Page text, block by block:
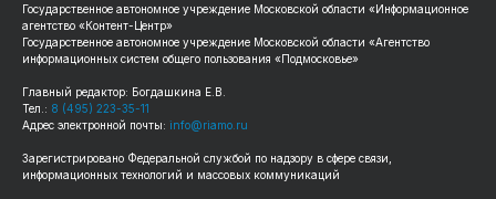
Государственное автономное учреждение Московской области «Информационное
агентство «Контент-Центр»
Государственное автономное учреждение Московской области «Агентство
информационных систем общего пользования «Подмосковье»
Главный редактор: Богдашкина Е.В.
Тел.: 8 (495) 223-35-11
Адрес электронной почты: info@riamo.ru
Зарегистрировано Федеральной службой по надзору в сфере связи,
информационных технологий и массовых коммуникаций